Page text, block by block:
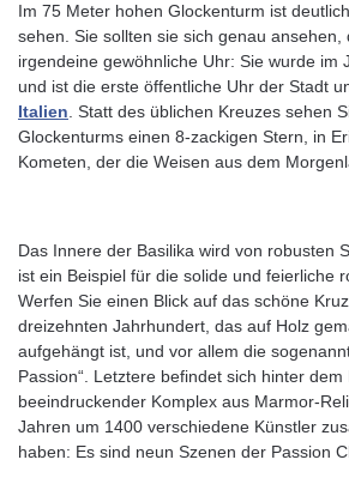
Im 75 Meter hohen Glockenturm ist
sehen. Sie sollten sie sich genau ansehen,
irgendeine gewöhnliche Uhr: Sie wurde im
und ist die erste öffentliche Uhr der Stadt
Italien . Statt des üblichen Kreuzes sehen
Glockenturms einen 8-zackigen Stern, in
Kometen, der die Weisen aus dem
Das Innere der Basilika wird von robusten
ist ein Beispiel für die solide und feierliche
Werfen Sie einen Blick auf das schöne
dreizehnten Jahrhundert, das auf Holz
aufgehängt ist, und vor allem die
Passion“. Letztere befindet sich hinter
beeindruckender Komplex aus Marmor-
Jahren um 1400 verschiedene Künstler
haben: Es sind neun Szenen der Passion